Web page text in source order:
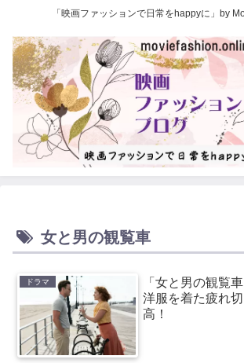
「映画ファッションで日常をhappyに」by
女と男の観覧車
ドラマ
「女と男の観覧
洋服を着た疲れ
高！